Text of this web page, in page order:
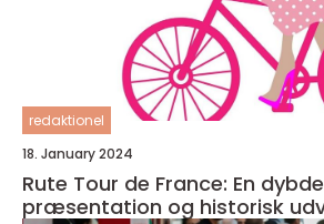
redaktionel
18. January 2024
Rute Tour de France: En
præsentation og historisk